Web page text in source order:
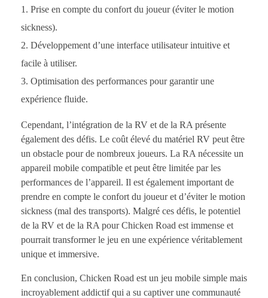
Prise en compte du confort du joueur (éviter le motion
sickness).
Développement d’une interface utilisateur intuitive et
facile à utiliser.
Optimisation des performances pour garantir une
expérience fluide.
Cependant, l’intégration de la RV et de la RA présente
également des défis. Le coût élevé du matériel RV peut être
un obstacle pour de nombreux joueurs. La RA nécessite un
appareil mobile compatible et peut être limitée par les
performances de l’appareil. Il est également important de
prendre en compte le confort du joueur et d’éviter le motion
sickness (mal des transports). Malgré ces défis, le potentiel
de la RV et de la RA pour Chicken Road est immense et
pourrait transformer le jeu en une expérience véritablement
unique et immersive.
En conclusion, Chicken Road est un jeu mobile simple mais
incroyablement addictif qui a su captiver une communauté